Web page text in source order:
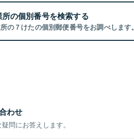
所の個別番号を検索する
の７けたの個別郵便番号をお調べします。
わせ
問にお答えします。